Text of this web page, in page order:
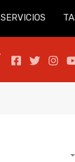
SERVICIOS